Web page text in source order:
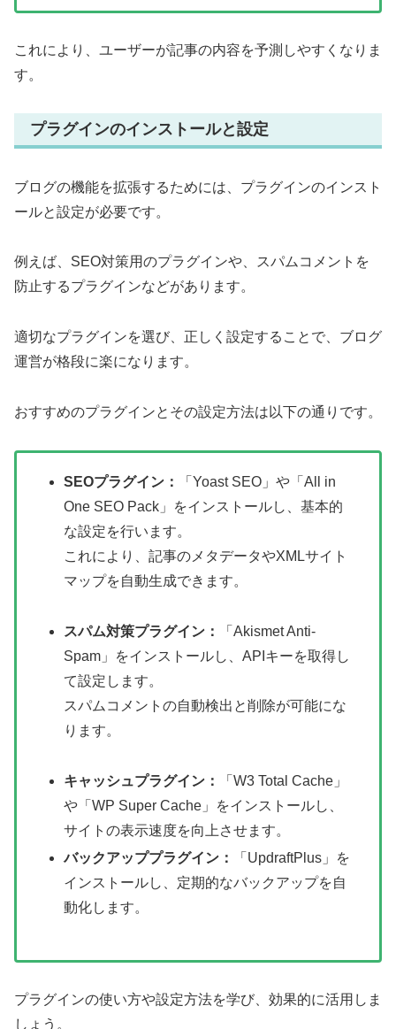
これにより、ユーザーが記事の内容を予測しやすくなりま
す。
プラグインのインストールと設定
ブログの機能を拡張するためには、プラグインのインスト
ールと設定が必要です。
例えば、SEO対策用のプラグインや、スパムコメントを
防止するプラグインなどがあります。
適切なプラグインを選び、正しく設定することで、ブログ
運営が格段に楽になります。
おすすめのプラグインとその設定方法は以下の通りです。
SEOプラグイン：
「Yoast SEO」や「All in
One SEO Pack」をインストールし、基本的
な設定を行います。
これにより、記事のメタデータやXMLサイト
マップを自動生成できます。
スパム対策プラグイン：
「Akismet Anti-
Spam」をインストールし、APIキーを取得し
て設定します。
スパムコメントの自動検出と削除が可能にな
ります。
キャッシュプラグイン：
「W3 Total Cache」
や「WP Super Cache」をインストールし、
サイトの表示速度を向上させます。
バックアッププラグイン：
「UpdraftPlus」を
インストールし、定期的なバックアップを自
動化します。
プラグインの使い方や設定方法を学び、効果的に活用しま
しょう。